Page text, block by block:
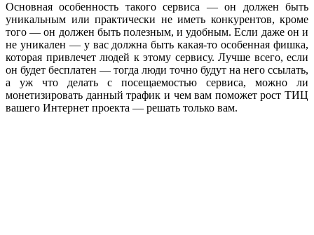
Основная особенность такого сервиса — он должен быть
уникальным или практически не иметь конкурентов, кроме
того — он должен быть полезным, и удобным. Если даже он и
не уникален — у вас должна быть какая-то особенная фишка,
которая привлечет людей к этому сервису. Лучше всего, если
он будет бесплатен — тогда люди точно будут на него ссылать,
а уж что делать с посещаемостью сервиса, можно ли
монетизировать данный трафик и чем вам поможет рост ТИЦ
вашего Интернет проекта — решать только вам.